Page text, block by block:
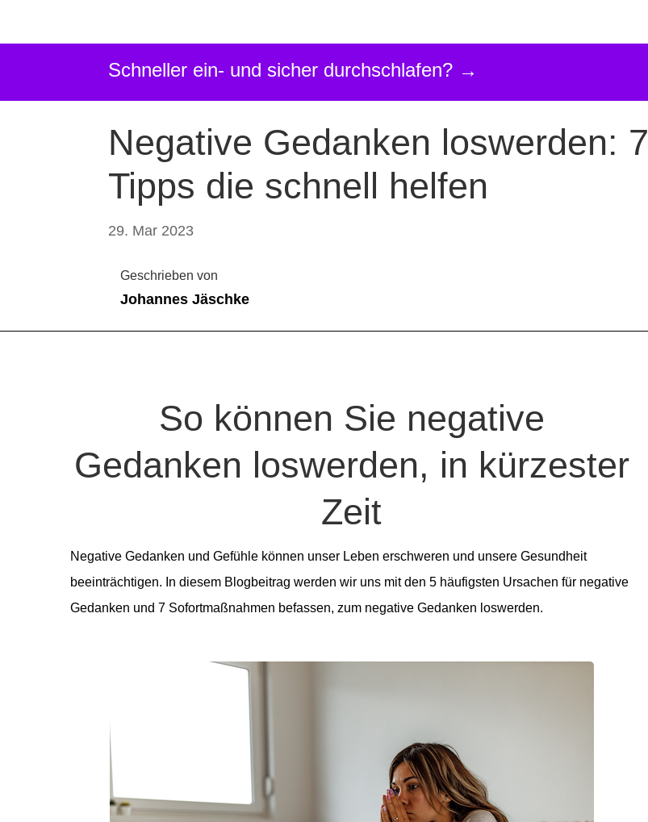
Schneller ein- und sicher durchschlafen? →
Negative Gedanken loswerden: 7
Tipps die schnell helfen
29. Mar 2023
Geschrieben von
Johannes Jäschke
So können Sie negative
Gedanken loswerden, in kürzester
Zeit
Negative Gedanken und Gefühle können unser Leben erschweren und unsere Gesundheit
beeinträchtigen. In diesem Blogbeitrag werden wir uns mit den 5 häufigsten Ursachen für negative
Gedanken und 7 Sofortmaßnahmen befassen, zum negative Gedanken loswerden.